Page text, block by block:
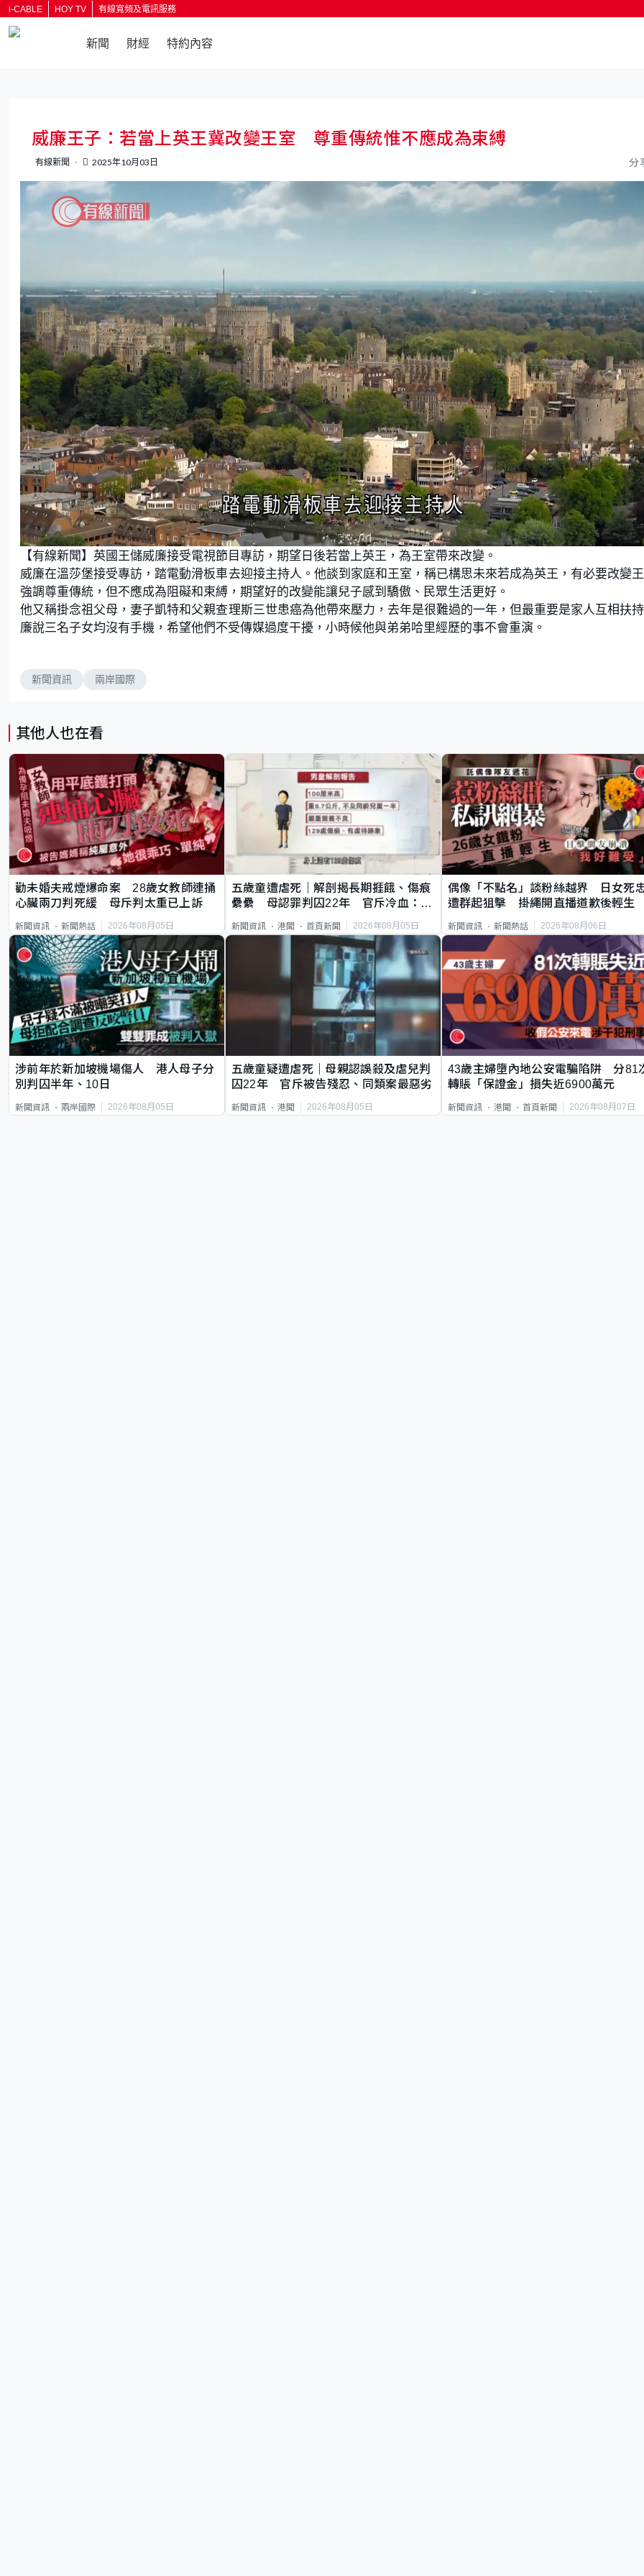
i-CABLE HOY TV 有線寬頻及電訊服務
新聞 財經 特約內容
威廉王子：若當上英王冀改變王室 尊重傳統惟不應成為束縛
有線新聞 2025年10月03日 分
U
n
m
u
t
e
L
o
a
d
e
d
:
4
0
.
3
8
%
【有線新聞】英國王儲威廉接受電視節目專訪，期望日後若當上英王，為王室帶來改變。
威廉在溫莎堡接受專訪，踏電動滑板車去迎接主持人。他談到家庭和王室，稱已構思未來若成為英王，有必要改變
強調尊重傳統，但不應成為阻礙和束縛，期望好的改變能讓兒子感到驕傲、民眾生活更好。
他又稱掛念祖父母，妻子凱特和父親查理斯三世患癌為他帶來壓力，去年是很難過的一年，但最重要是家人互相扶
廉說三名子女均沒有手機，希望他們不受傳媒過度干擾，小時候他與弟弟哈里經歷的事不會重演。
新聞資訊 兩岸國際
其他人也在看
勸未婚夫戒煙爆命案 28歲女教師連捅
心臟兩刀判死緩 母斥判太重已上訴
新聞資訊 新聞熱話 2026年08月05日
五歲童遭虐死｜解剖揭長期捱餓、傷痕
纍纍 母認罪判囚22年 官斥冷血：同
新聞資訊 港聞 首頁新聞 2026年08月05日
偶像「不點名」談粉絲越界 日女死
遭群起狙擊 掛繩開直播道歉後輕生
新聞資訊 新聞熱話 2026年08月06日
涉前年於新加坡機場傷人 港人母子分
別判囚半年、10日
新聞資訊 兩岸國際 2026年08月05日
五歲童疑遭虐死｜母親認誤殺及虐兒判
囚22年 官斥被告殘忍、同類案最惡劣
新聞資訊 港聞 2026年08月05日
43歲主婦墮內地公安電騙陷阱 分81
轉賬「保證金」損失近6900萬元
新聞資訊 港聞 首頁新聞 2026年08月07日